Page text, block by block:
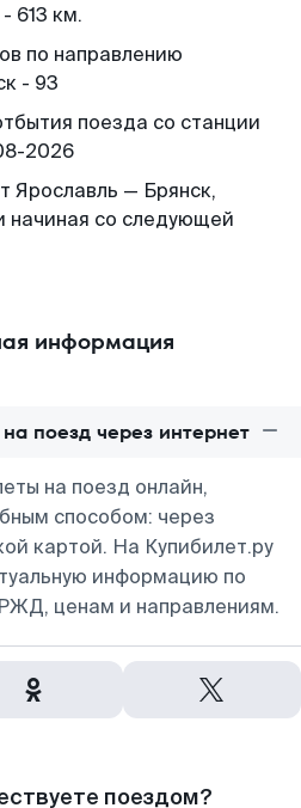
613 км.
по направлению
- 93
поезда со станции
2026
Ярославль — Брянск,
начиная со следующей
информация
поезд через интернет
на поезд онлайн,
способом: через
картой. На Купибилет.ру
информацию по
ценам и направлениям.
поездом?